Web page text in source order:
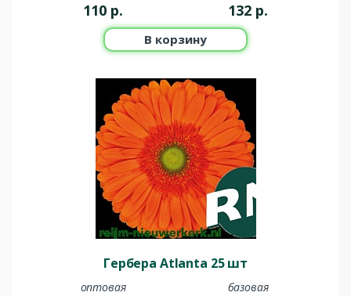
110 р. 132 р.
В корзину
Гербера Atlanta 25 шт
оптовая базовая